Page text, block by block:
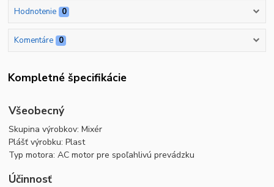
Hodnotenie 0
Komentáre 0
Kompletné špecifikácie
Všeobecný
Skupina výrobkov: Mixér
Plášť výrobku: Plast
Typ motora: AC motor pre spoľahlivú prevádzku
Účinnosť